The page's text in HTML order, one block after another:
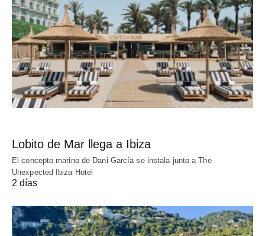
Lobito de Mar llega a Ibiza
El concepto marino de Dani García se instala junto a The
Unexpected Ibiza Hotel
2 días